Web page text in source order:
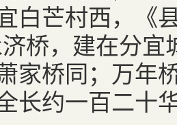
白芒村西，《
桥，建在分
家桥同；万年
长约一百二十